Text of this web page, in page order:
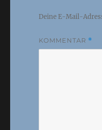
Deine E-Mail-
KOMMENTAR *